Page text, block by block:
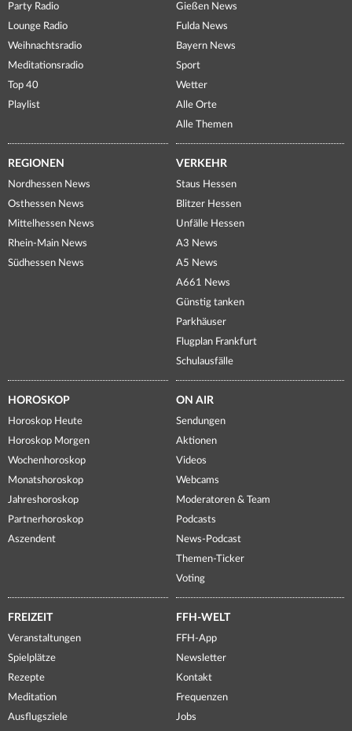
Party Radio
Lounge Radio
Weihnachtsradio
Meditationsradio
Top 40
Playlist
Gießen News
Fulda News
Bayern News
Sport
Wetter
Alle Orte
Alle Themen
REGIONEN
Nordhessen News
Osthessen News
Mittelhessen News
Rhein-Main News
Südhessen News
VERKEHR
Staus Hessen
Blitzer Hessen
Unfälle Hessen
A3 News
A5 News
A661 News
Günstig tanken
Parkhäuser
Flugplan Frankfurt
Schulausfälle
HOROSKOP
Horoskop Heute
Horoskop Morgen
Wochenhoroskop
Monatshoroskop
Jahreshoroskop
Partnerhoroskop
Aszendent
ON AIR
Sendungen
Aktionen
Videos
Webcams
Moderatoren & Team
Podcasts
News-Podcast
Themen-Ticker
Voting
FREIZEIT
Veranstaltungen
Spielplätze
Rezepte
Meditation
Ausflugsziele
FFH-WELT
FFH-App
Newsletter
Kontakt
Frequenzen
Jobs